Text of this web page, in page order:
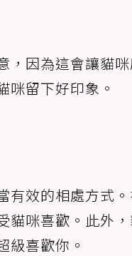
，因為這會讓貓
咪留下好印象。
有效的相處方式
貓咪喜歡。此外
級喜歡你。